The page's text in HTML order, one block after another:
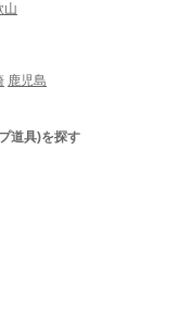
山
鹿児島
道具)を探す